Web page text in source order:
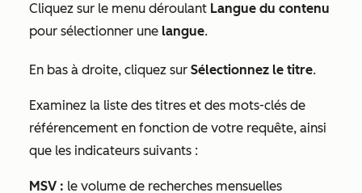
Cliquez sur le menu déroulant Langue du contenu
pour sélectionner une langue.
En bas à droite, cliquez sur Sélectionnez le titre.
Examinez la liste des titres et des mots-clés de
référencement en fonction de votre requête, ainsi
que les indicateurs suivants :
MSV : le volume de recherches mensuelles